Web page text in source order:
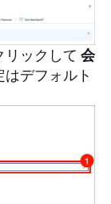
リックして 会
デフォルト